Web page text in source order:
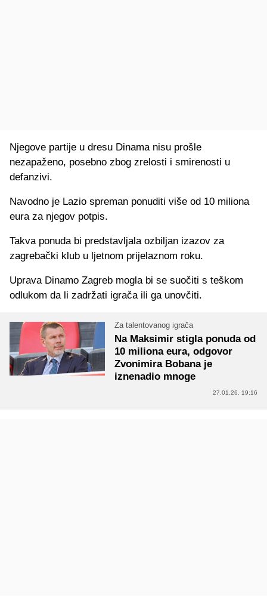
Njegove partije u dresu Dinama nisu prošle
nezapaženo, posebno zbog zrelosti i smirenosti u
defanzivi.
Navodno je Lazio spreman ponuditi više od 10 miliona
eura za njegov potpis.
Takva ponuda bi predstavljala ozbiljan izazov za
zagrebački klub u ljetnom prijelaznom roku.
Uprava Dinamo Zagreb mogla bi se suočiti s teškom
odlukom da li zadržati igrača ili ga unovčiti.
Za talentovanog igrača
Na Maksimir stigla ponuda od
10 miliona eura, odgovor
Zvonimira Bobana je
iznenadio mnoge
27.01.26. 19:16